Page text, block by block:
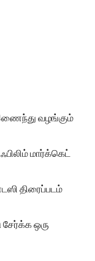
வழங்கும்
மார்க்கெட்
திரைப்படம்
சேர்க்க ஒரு